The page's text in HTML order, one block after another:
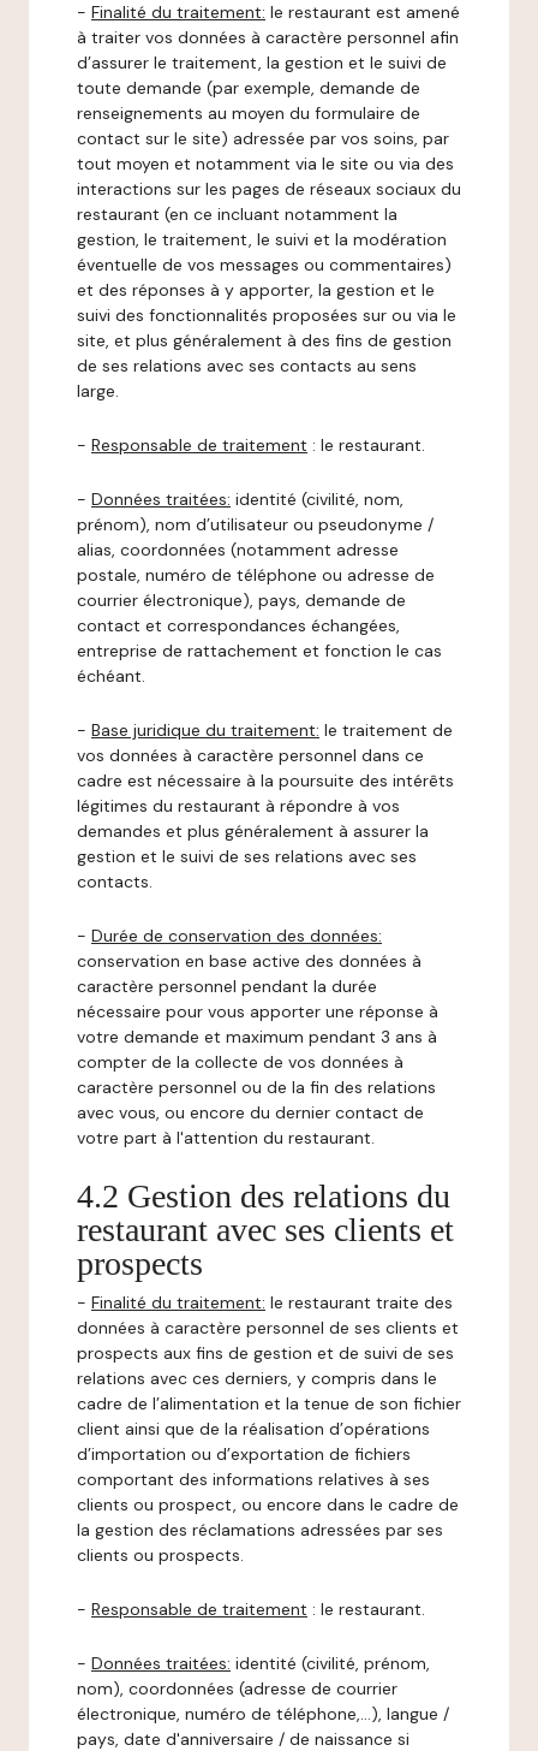
- Finalité du traitement: le restaurant est amené
à traiter vos données à caractère personnel afin
d’assurer le traitement, la gestion et le suivi de
toute demande (par exemple, demande de
renseignements au moyen du formulaire de
contact sur le site) adressée par vos soins, par
tout moyen et notamment via le site ou via des
interactions sur les pages de réseaux sociaux du
restaurant (en ce incluant notamment la
gestion, le traitement, le suivi et la modération
éventuelle de vos messages ou commentaires)
et des réponses à y apporter, la gestion et le
suivi des fonctionnalités proposées sur ou via le
site, et plus généralement à des fins de gestion
de ses relations avec ses contacts au sens
large.
- Responsable de traitement : le restaurant.
- Données traitées: identité (civilité, nom,
prénom), nom d’utilisateur ou pseudonyme /
alias, coordonnées (notamment adresse
postale, numéro de téléphone ou adresse de
courrier électronique), pays, demande de
contact et correspondances échangées,
entreprise de rattachement et fonction le cas
échéant.
- Base juridique du traitement: le traitement de
vos données à caractère personnel dans ce
cadre est nécessaire à la poursuite des intérêts
légitimes du restaurant à répondre à vos
demandes et plus généralement à assurer la
gestion et le suivi de ses relations avec ses
contacts.
- Durée de conservation des données:
conservation en base active des données à
caractère personnel pendant la durée
nécessaire pour vous apporter une réponse à
votre demande et maximum pendant 3 ans à
compter de la collecte de vos données à
caractère personnel ou de la fin des relations
avec vous, ou encore du dernier contact de
votre part à l'attention du restaurant.
4.2 Gestion des relations du
restaurant avec ses clients et
prospects
- Finalité du traitement: le restaurant traite des
données à caractère personnel de ses clients et
prospects aux fins de gestion et de suivi de ses
relations avec ces derniers, y compris dans le
cadre de l’alimentation et la tenue de son fichier
client ainsi que de la réalisation d’opérations
d’importation ou d’exportation de fichiers
comportant des informations relatives à ses
clients ou prospect, ou encore dans le cadre de
la gestion des réclamations adressées par ses
clients ou prospects.
- Responsable de traitement : le restaurant.
- Données traitées: identité (civilité, prénom,
nom), coordonnées (adresse de courrier
électronique, numéro de téléphone,…), langue /
pays, date d'anniversaire / de naissance si